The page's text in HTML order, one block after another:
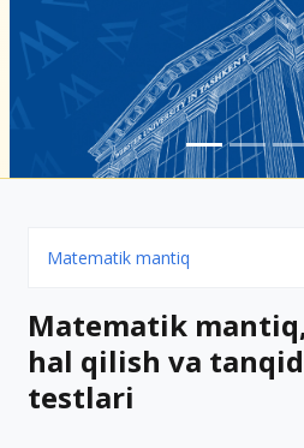
Matematik mantiq
Matematik
hal qilish va
testlari